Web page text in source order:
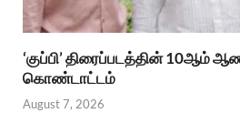
‘குப்பி’ திரைப்படத்தின் 10ஆம்
கொண்டாட்டம்
August 7, 2026